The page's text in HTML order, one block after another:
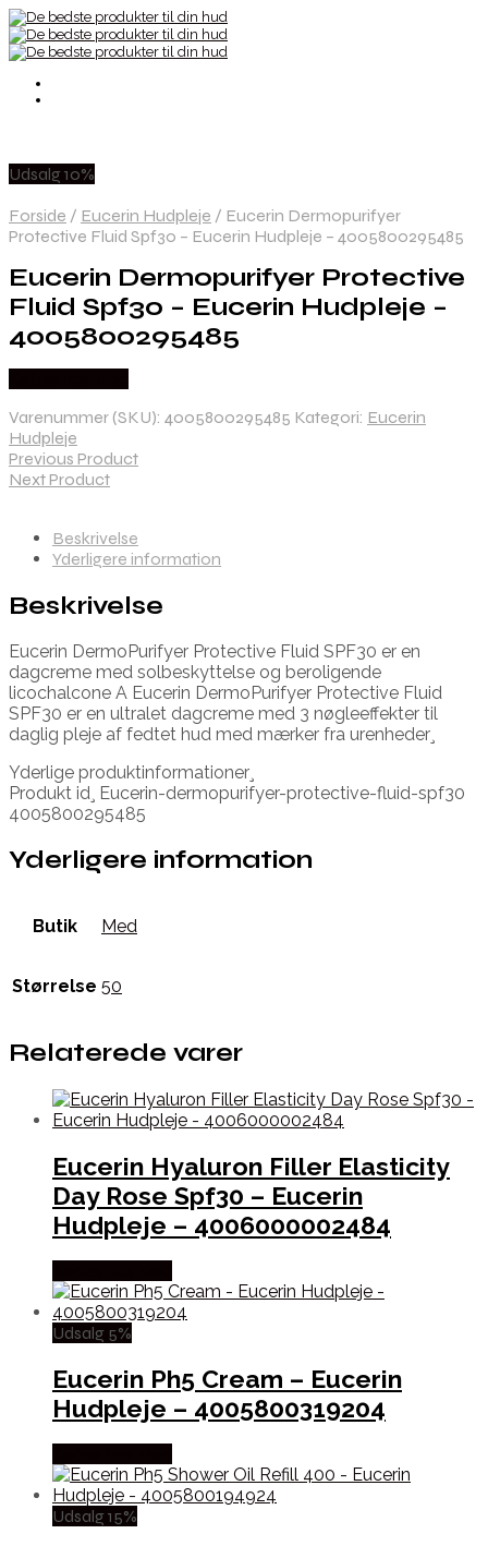
Udsalg 10%
Forside / Eucerin Hudpleje / Eucerin Dermopurifyer
Protective Fluid Spf30 – Eucerin Hudpleje – 4005800295485
Eucerin Dermopurifyer Protective
Fluid Spf30 – Eucerin Hudpleje –
4005800295485
Varenummer (SKU): 4005800295485 Kategori: Eucerin
Hudpleje
Previous Product
Next Product
Beskrivelse
Yderligere information
Beskrivelse
Eucerin DermoPurifyer Protective Fluid SPF30 er en
dagcreme med solbeskyttelse og beroligende
licochalcone A Eucerin DermoPurifyer Protective Fluid
SPF30 er en ultralet dagcreme med 3 nøgleeffekter til
daglig pleje af fedtet hud med mærker fra urenheder¸
Yderlige produktinformationer¸
Produkt id¸ Eucerin-dermopurifyer-protective-fluid-spf30
4005800295485
Yderligere information
Butik Med
Størrelse 50
Relaterede varer
Eucerin Hyaluron Filler Elasticity
Day Rose Spf30 – Eucerin
Hudpleje – 4006000002484
Udsalg 5%
Eucerin Ph5 Cream – Eucerin
Hudpleje – 4005800319204
Udsalg 15%